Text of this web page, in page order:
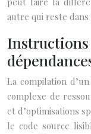
autre qui reste dans
La compilation
complexe de
et d’optimisations
le code source